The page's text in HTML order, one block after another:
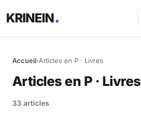
KRINEIN
Accueil›Articles en P · Livres
Articles en P · Livres
33 articles